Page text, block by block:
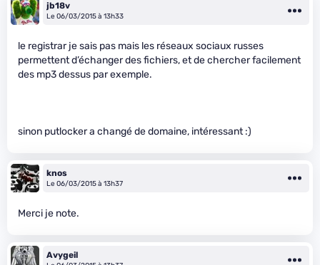
jb18v
Le 06/03/2015 à 13h33
le registrar je sais pas mais les réseaux sociaux russes
permettent d’échanger des fichiers, et de chercher facilement
des mp3 dessus par exemple.
sinon putlocker a changé de domaine, intéressant :)
knos
Le 06/03/2015 à 13h37
Merci je note.
Avygeil